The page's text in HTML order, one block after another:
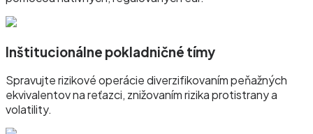
Inštitucionálne pokladničné tímy
Spravujte rizikové operácie diverzifikovaním peňažných
ekvivalentov na reťazci, znižovaním rizika protistrany a
volatility.